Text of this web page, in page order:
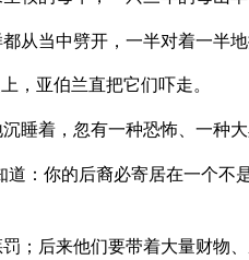
从当中劈开，一半对着一半地
，亚伯兰直把它们吓走。
睡着，忽有一种恐怖、一种大
道：你的后裔必寄居在一个
；后来他们要带着大量财物、